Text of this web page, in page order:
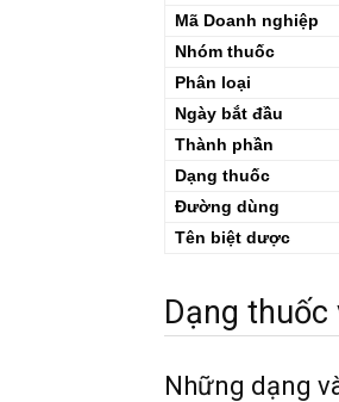
Mã Doanh nghiệp
Nhóm thuốc
Phân loại
Ngày bắt đầu
Thành phần
Dạng thuốc
Đường dùng
Tên biệt dược
Dạng thuốc
Những dạng